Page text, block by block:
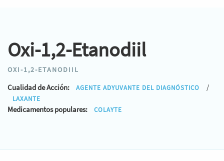
Oxi-1,2-Etanodiil
OXI-1,2-ETANODIIL
Cualidad de Acción: AGENTE ADYUVANTE DEL DIAGNÓSTICO /
LAXANTE
Medicamentos populares: COLAYTE